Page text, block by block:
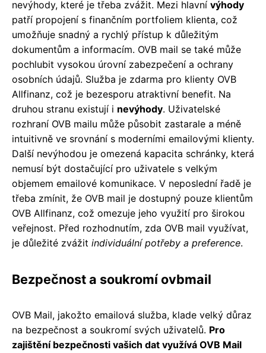
nevýhody, které je třeba zvážit. Mezi hlavní výhody
patří propojení s finančním portfoliem klienta, což
umožňuje snadný a rychlý přístup k důležitým
dokumentům a informacím. OVB mail se také může
pochlubit vysokou úrovní zabezpečení a ochrany
osobních údajů. Služba je zdarma pro klienty OVB
Allfinanz, což je bezesporu atraktivní benefit. Na
druhou stranu existují i nevýhody. Uživatelské
rozhraní OVB mailu může působit zastarale a méně
intuitivně ve srovnání s moderními emailovými klienty.
Další nevýhodou je omezená kapacita schránky, která
nemusí být dostačující pro uživatele s velkým
objemem emailové komunikace. V neposlední řadě je
třeba zmínit, že OVB mail je dostupný pouze klientům
OVB Allfinanz, což omezuje jeho využití pro širokou
veřejnost. Před rozhodnutím, zda OVB mail využívat,
je důležité zvážit individuální potřeby a preference.
Bezpečnost a soukromí ovbmail
OVB Mail, jakožto emailová služba, klade velký důraz
na bezpečnost a soukromí svých uživatelů. Pro
zajištění bezpečnosti vašich dat využívá OVB Mail